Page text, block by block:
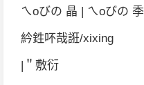
ㄟoびの 晶 | ㄟoびの 季
紟鉎吥哉誑/xixing
|＂敷衍